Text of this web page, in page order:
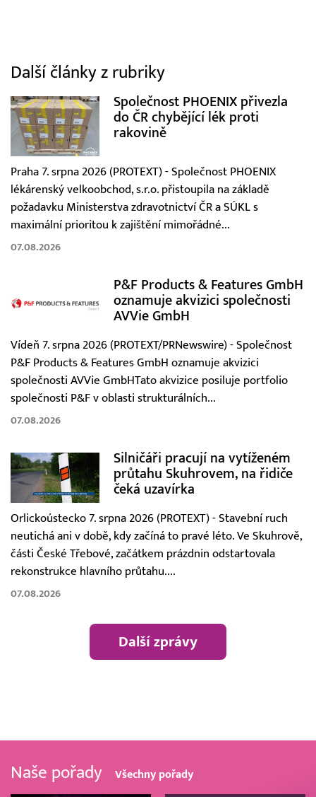
Další články z rubriky
Společnost PHOENIX přivezla
do ČR chybějící lék proti
rakovině
Praha 7. srpna 2026 (PROTEXT) - Společnost PHOENIX
lékárenský velkoobchod, s.r.o. přistoupila na základě
požadavku Ministerstva zdravotnictví ČR a SÚKL s
maximální prioritou k zajištění mimořádné...
07.08.2026
P&F Products & Features GmbH
oznamuje akvizici společnosti
AVVie GmbH
Vídeň 7. srpna 2026 (PROTEXT/PRNewswire) - Společnost
P&F Products & Features GmbH oznamuje akvizici
společnosti AVVie GmbHTato akvizice posiluje portfolio
společnosti P&F v oblasti strukturálních...
07.08.2026
Silničáři pracují na vytíženém
průtahu Skuhrovem, na řidiče
čeká uzavírka
Orlickoústecko 7. srpna 2026 (PROTEXT) - Stavební ruch
neutichá ani v době, kdy začíná to pravé léto. Ve Skuhrově,
části České Třebové, začátkem prázdnin odstartovala
rekonstrukce hlavního průtahu....
07.08.2026
Další zprávy
Naše pořady Všechny pořady